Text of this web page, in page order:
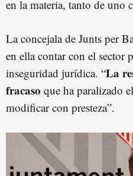
en la materia, tanto de uno
La concejala de Junts per
en ella contar con el sector
inseguridad jurídica. “La
fracaso que ha paralizado
modificar con presteza”.